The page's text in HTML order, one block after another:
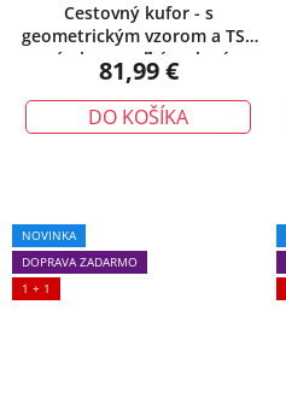
Cestovný kufor - s
geometrickým vzorom a TSA
zámkom, veľký, zelený
81,99 €
DO KOŠÍKA
NOVINKA
DOPRAVA ZADARMO
1 + 1